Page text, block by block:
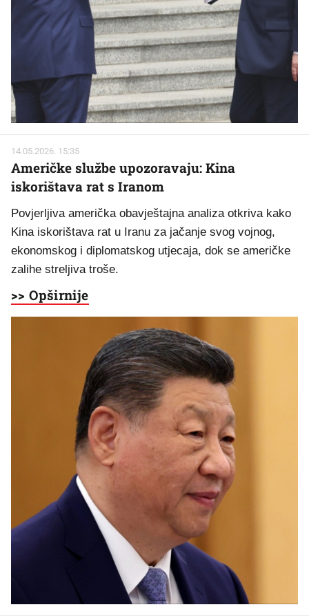
14.05.2026. 15:35
Američke službe upozoravaju: Kina
iskorištava rat s Iranom
Povjerljiva američka obavještajna analiza otkriva kako
Kina iskorištava rat u Iranu za jačanje svog vojnog,
ekonomskog i diplomatskog utjecaja, dok se američke
zalihe streljiva troše.
>> Opširnije